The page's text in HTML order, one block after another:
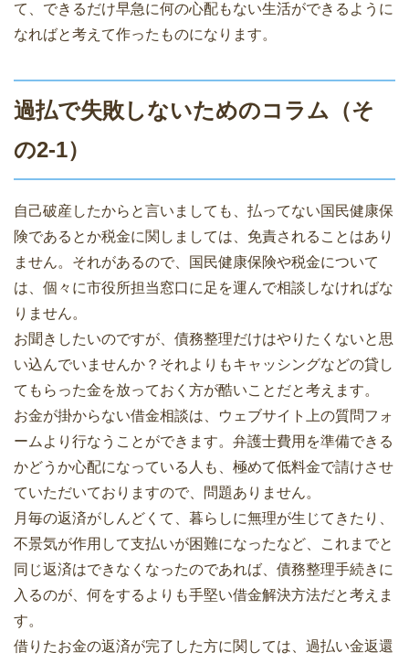
て、できるだけ早急に何の心配もない生活ができるように
なればと考えて作ったものになります。
過払で失敗しないためのコラム（そ
の2-1）
自己破産したからと言いましても、払ってない国民健康保
険であるとか税金に関しましては、免責されることはあり
ません。それがあるので、国民健康保険や税金について
は、個々に市役所担当窓口に足を運んで相談しなければな
りません。
お聞きしたいのですが、債務整理だけはやりたくないと思
い込んでいませんか？それよりもキャッシングなどの貸し
てもらった金を放っておく方が酷いことだと考えます。
お金が掛からない借金相談は、ウェブサイト上の質問フォ
ームより行なうことができます。弁護士費用を準備できる
かどうか心配になっている人も、極めて低料金で請けさせ
ていただいておりますので、問題ありません。
月毎の返済がしんどくて、暮らしに無理が生じてきたり、
不景気が作用して支払いが困難になったなど、これまでと
同じ返済はできなくなったのであれば、債務整理手続きに
入るのが、何をするよりも手堅い借金解決方法だと考えま
す。
借りたお金の返済が完了した方に関しては、過払い金返還